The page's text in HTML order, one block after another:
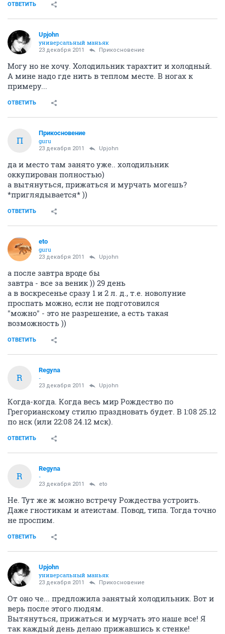
ОТВЕТИТЬ
Upjohn
универсальный маньяк
23 декабря 2011 Прикосновение
Могу но не хочу. Холодильник тарахтит и холодный.
А мине надо где нить в теплом месте. В ногах к
примеру...
ОТВЕТИТЬ
П
Прикосновение
guru
23 декабря 2011 Upjohn
да и место там занято уже.. холодильник
оккупирован полностью)
а вытянуться, прижаться и мурчать могешь?
*приглядывается* ))
ОТВЕТИТЬ
eto
guru
23 декабря 2011 Upjohn
а после завтра вроде бы
завтра - все за веник )) 29 день
а в воскресенье сразу 1 и 2 л. д., т.е. новолуние
проспать можно, если не подготовился
"можно" - это не разрешение, а есть такая
возможность ))
ОТВЕТИТЬ
R
Regyna
-
23 декабря 2011 Upjohn
Когда-когда. Когда весь мир Рождество по
Грегорианскому стилю праздновать будет. В 1:08 25.12
по нск (или 22:08 24.12 мск).
ОТВЕТИТЬ
R
Regyna
-
23 декабря 2011 eto
Не. Тут же ж можно встречу Рождества устроить.
Даже гностикам и атеистам. Повод, типа. Тогда точно
не проспим.
ОТВЕТИТЬ
Upjohn
универсальный маньяк
23 декабря 2011 Прикосновение
От оно че... предложила занятый холодильник. Вот и
верь после этого людям.
Вытянуться, прижаться и мурчать это наше все! Я
так каждый день делаю прижавшись к стенке!